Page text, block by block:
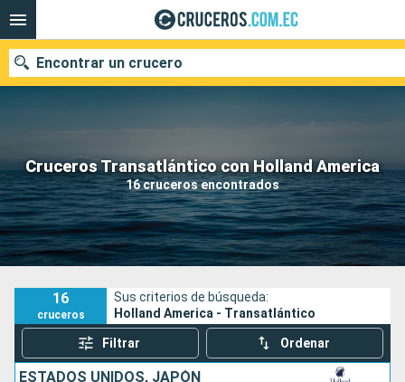
Cruceros Transatlántico con Holland America
16 cruceros encontrados
Encontrar un crucero
Nuestros destinos
Fecha de salida
Puertos Compañías
Buscar
16
cruceros
Sus criterios de búsqueda:
Holland America - Transatlántico
Filtrar Ordenar
ESTADOS UNIDOS, JAPÓN